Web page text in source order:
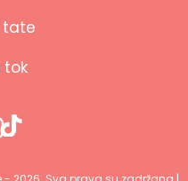
tate
tok